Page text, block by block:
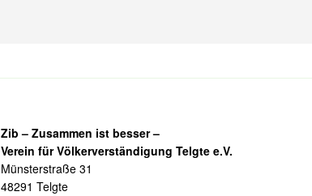
Zib – Zusammen ist besser –
Verein für Völkerverständigung Telgte e.V.
Münsterstraße 31
48291 Telgte